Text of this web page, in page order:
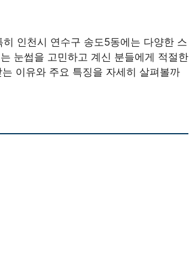
인천시 연수구 송도5동에는 다양한 스
눈썹을 고민하고 계신 분들에게 적절한
이유와 주요 특징을 자세히 살펴볼까